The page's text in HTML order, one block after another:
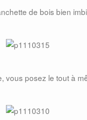
de bois bien
vous posez le tout à